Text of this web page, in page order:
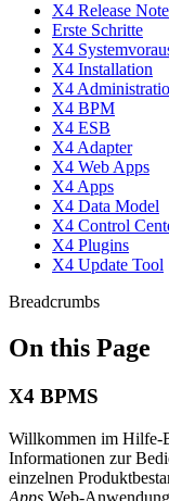
X4 Release
Erste Schritte
X4
X4 Installation
X4
X4 BPM
X4 ESB
X4 Adapter
X4 Web Apps
X4 Apps
X4 Data Model
X4 Control
X4 Plugins
X4 Update Tool
Breadcrumbs
On this Page
X4 BPMS
Willkommen im Hilfe-
Informationen zur
einzelnen
Apps Web-